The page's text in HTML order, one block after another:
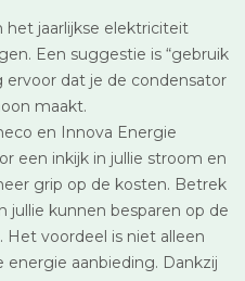
het jaarlijkse elektriciteit
Een suggestie is “gebruik
ervoor dat je de condensator
maakt.
en Innova Energie
een inkijk in jullie stroom en
grip op de kosten. Betrek
jullie kunnen besparen op de
voordeel is niet alleen
aanbieding. Dankzij